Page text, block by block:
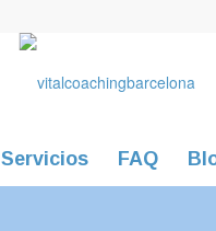
Servicios FAQ